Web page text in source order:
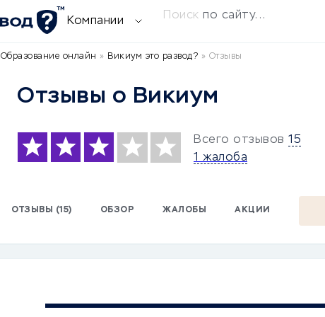
Компании Поиск по сайту...
Образование онлайн » Викиум это развод? » Отзывы
Отзывы о Викиум
Всего отзывов 15
1 жалоба
ОТЗЫВЫ (15) ОБЗОР ЖАЛОБЫ АКЦИИ